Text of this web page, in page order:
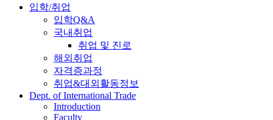
입학/취업
입학Q&A
국내취업
취업 및 진로
해외취업
자격증과정
취업&대외활동정보
Dept. of International Trade
Introduction
Faculty